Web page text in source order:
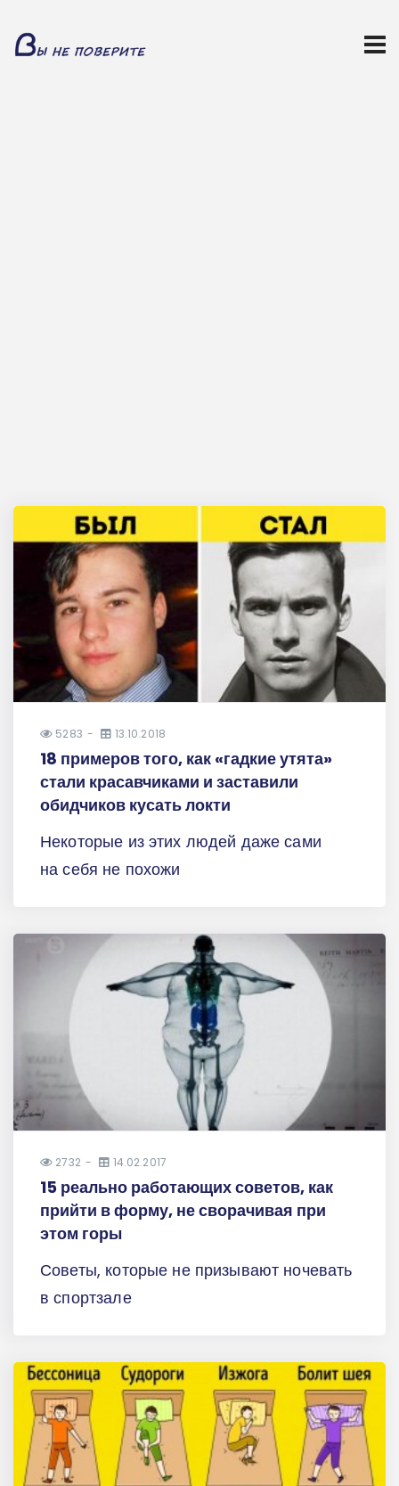
5283 13.10.2018
18 примеров того, как «гадкие утята»
стали красавчиками и заставили
обидчиков кусать локти
Некоторые из этих людей даже сами
на себя не похожи
2732 14.02.2017
15 реально работающих советов, как
прийти в форму, не сворачивая при
этом горы
Советы, которые не призывают ночевать
в спортзале